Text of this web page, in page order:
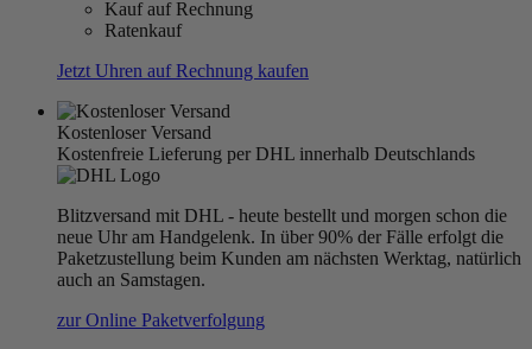
Kauf auf Rechnung
Ratenkauf
Jetzt Uhren auf Rechnung kaufen
Kostenloser Versand
Kostenfreie Lieferung per DHL innerhalb Deutschlands
Blitzversand mit DHL - heute bestellt und morgen schon die
neue Uhr am Handgelenk. In über 90% der Fälle erfolgt die
Paketzustellung beim Kunden am nächsten Werktag, natürlich
auch an Samstagen.
zur Online Paketverfolgung